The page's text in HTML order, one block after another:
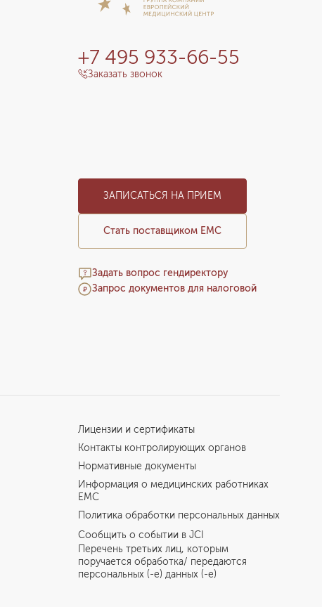
+7 495 933-66-55
Заказать звонок
ЗАПИСАТЬСЯ НА ПРИЕМ
Стать поставщиком ЕМС
Задать вопрос гендиректору
Запрос документов для налоговой
Лицензии и сертификаты
Контакты контролирующих органов
Нормативные документы
Информация о медицинских работниках
EMC
Политика обработки персональных данных
Сообщить о событии в JCI
Перечень третьих лиц, которым
поручается обработка/ передаются
персональных (-е) данных (-е)